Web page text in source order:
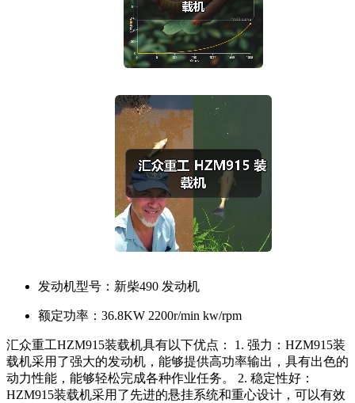
发动机型号： 新柴490 发动机
额定功率： 36.8KW 2200r/min kw/rpm
汇众重工HZM915装载机具有以下优点： 1. 强力：HZM915装
载机采用了强大的发动机，能够提供高功率输出，具有出色的
动力性能，能够轻松完成各种作业任务。 2. 稳定性好：
HZM915装载机采用了先进的悬挂系统和重心设计，可以有效